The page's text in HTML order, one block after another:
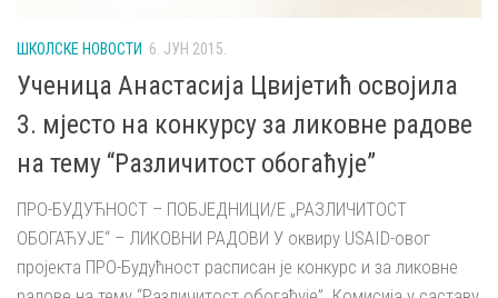
ШКОЛСКЕ НОВОСТИ 6. ЈУН 2015.
Ученица Анастасија Цвијетић освојила
3. мјесто на конкурсу за ликовне радове
на тему “Различитост обогаћује”
ПРО-БУДУЋНОСТ – ПОБЈЕДНИЦИ/Е „РАЗЛИЧИТОСТ
ОБОГАЋУЈЕ“ – ЛИКОВНИ РАДОВИ У оквиру USAID-овог
пројекта ПРО-Будућност расписан је конкурс и за ликовне